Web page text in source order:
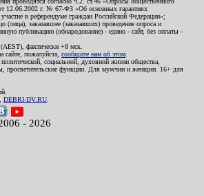
12.06.2002 г. № 67-ФЗ «Об основных гарантиях
в референдуме граждан Российской Федерации»;
(лица), заказавшее (заказавших) проведение опроса и
публикацию (обнародование) - едино - сайт, без оплаты -
фактически +8 мск.
пожалуйста, сообщите нам об этом
социальной, духовной жизни общества,
просветительские функции. Для мужчин и женщин. 16+ для
DEBRI-DV.RU
- 2026